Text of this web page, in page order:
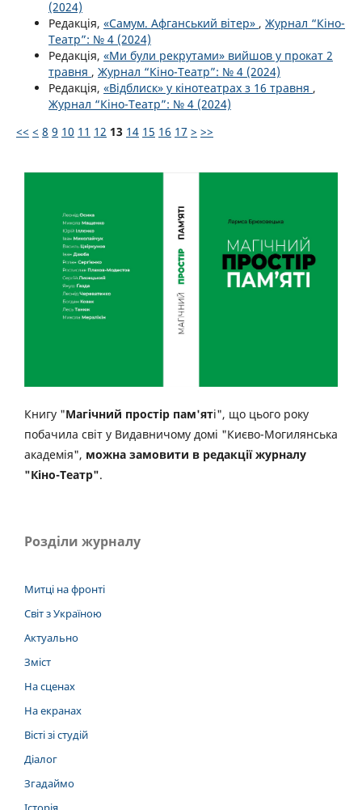
(2024)
Редакція, «Самум. Афганський вітер» , Журнал “Кіно-
Театр”: № 4 (2024)
Редакція, «Ми були рекрутами» вийшов у прокат 2
травня , Журнал “Кіно-Театр”: № 4 (2024)
Редакція, «Відблиск» у кінотеатрах з 16 травня ,
Журнал “Кіно-Театр”: № 4 (2024)
<< < 8 9 10 11 12 13 14 15 16 17 > >>
Книгу "Магічний простір пам'яті", що цього року
побачила світ у Видавничому домі "Києво-Могилянська
академія", можна замовити в редакції журналу
"Кіно-Театр".
Розділи журналу
Митці на фронті
Світ з Україною
Актуально
Зміст
На сценах
На екранах
Вісті зі студій
Діалог
Згадаймо